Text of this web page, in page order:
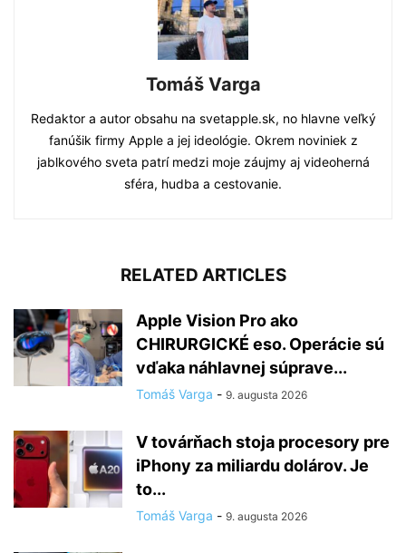
Tomáš Varga
Redaktor a autor obsahu na svetapple.sk, no hlavne veľký
fanúšik firmy Apple a jej ideológie. Okrem noviniek z
jablkového sveta patrí medzi moje záujmy aj videoherná
sféra, hudba a cestovanie.
RELATED ARTICLES
Apple Vision Pro ako
CHIRURGICKÉ eso. Operácie sú
vďaka náhlavnej súprave...
Tomáš Varga - 9. augusta 2026
V továrňach stoja procesory pre
iPhony za miliardu dolárov. Je
to...
Tomáš Varga - 9. augusta 2026